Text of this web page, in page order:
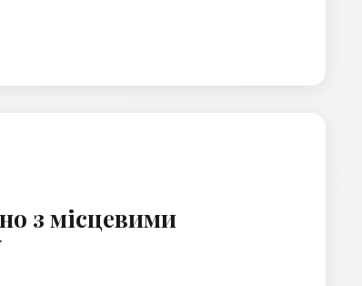
з місцевими